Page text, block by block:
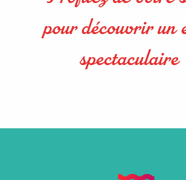
pour découvrir un